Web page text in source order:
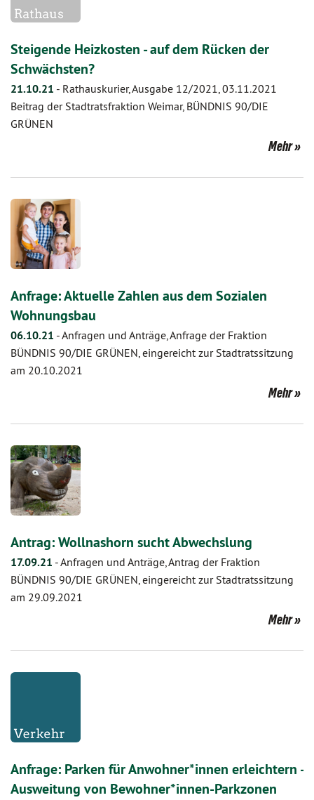
Steigende Heizkosten - auf dem Rücken der
Schwächsten?
21.10.21 - Rathauskurier, Ausgabe 12/2021, 03.11.2021
Beitrag der Stadtratsfraktion Weimar, BÜNDNIS 90/DIE
GRÜNEN
Mehr
Anfrage: Aktuelle Zahlen aus dem Sozialen
Wohnungsbau
06.10.21 -Anfragen und Anträge, Anfrage der Fraktion
BÜNDNIS 90/DIE GRÜNEN, eingereicht zur Stadtratssitzung
am 20.10.2021
Mehr
Antrag: Wollnashorn sucht Abwechslung
17.09.21 -Anfragen und Anträge, Antrag der Fraktion
BÜNDNIS 90/DIE GRÜNEN, eingereicht zur Stadtratssitzung
am 29.09.2021
Mehr
Anfrage: Parken für Anwohner*innen erleichtern -
Ausweitung von Bewohner*innen-Parkzonen